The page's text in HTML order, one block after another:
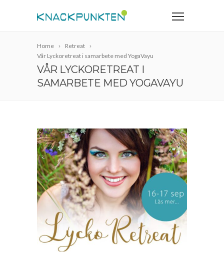
Home
Retreat
Vår Lyckoretreat i samarbete med YogaVayu
VÅR LYCKORETREAT I
SAMARBETE MED YOGAVAYU